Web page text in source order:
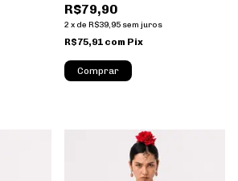
R$79,90
2 x de R$39,95 sem juros
R$75,91 com Pix
Comprar